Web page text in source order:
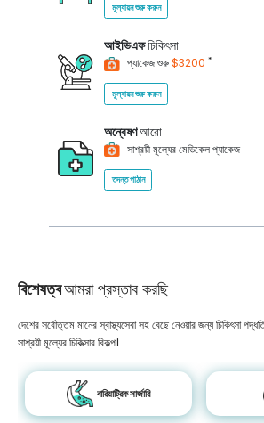
মূল্যায়ন শুরু করুন
আইভিএফচিকিৎসা
প্যাকেজ শুরু$3200 *
মূল্যায়ন শুরু করুন
অন্বেষণআরো
সাশ্রয়ী মূল্যের মেডিকেল প্যাকেজ
তদন্ত পাঠান
বিশেষত্বআমরা প্রস্তাব করছি
দেশের সর্বোত্তম মানের স্বাস্থ্যসেবা সহ বেছে নেওয়ার জন্য চিকিৎসা
সাশ্রয়ী মূল্যের চিকিত্সার বিকল্প।
বারিয়াট্রিক সার্জারি